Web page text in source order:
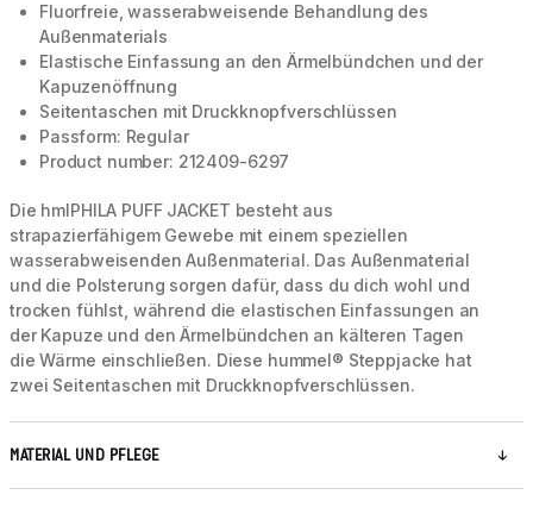
Fluorfreie, wasserabweisende Behandlung des
Außenmaterials
Elastische Einfassung an den Ärmelbündchen und der
Kapuzenöffnung
Seitentaschen mit Druckknopfverschlüssen
Passform: Regular
Product number: 212409-6297
Die hmlPHILA PUFF JACKET besteht aus
strapazierfähigem Gewebe mit einem speziellen
wasserabweisenden Außenmaterial. Das Außenmaterial
und die Polsterung sorgen dafür, dass du dich wohl und
trocken fühlst, während die elastischen Einfassungen an
der Kapuze und den Ärmelbündchen an kälteren Tagen
die Wärme einschließen. Diese hummel® Steppjacke hat
zwei Seitentaschen mit Druckknopfverschlüssen.
MATERIAL UND PFLEGE